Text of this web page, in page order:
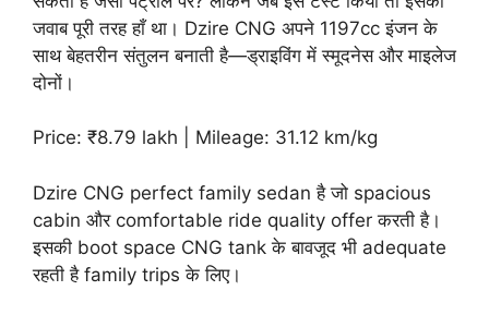
जवाब पूरी तरह हाँ था। Dzire CNG अपने 1197cc इंजन के
साथ बेहतरीन संतुलन बनाती है—ड्राइविंग में स्मूदनेस और माइलेज
दोनों।
Price: ₹8.79 lakh | Mileage: 31.12 km/kg
Dzire CNG perfect family sedan है जो spacious
cabin और comfortable ride quality offer करती है।
इसकी boot space CNG tank के बावजूद भी adequate
रहती है family trips के लिए।